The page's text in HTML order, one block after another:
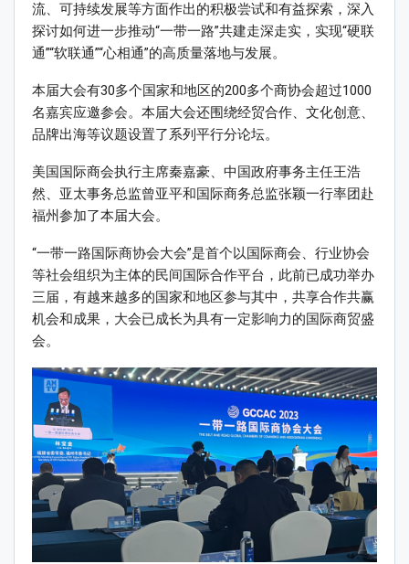
流、可持续发展等方面作出的积极尝试和有益探索，深入
探讨如何进一步推动“一带一路”共建走深走实，实现“硬联
通”“软联通”“心相通”的高质量落地与发展。
本届大会有30多个国家和地区的200多个商协会超过1000
名嘉宾应邀参会。本届大会还围绕经贸合作、文化创意、
品牌出海等议题设置了系列平行分论坛。
美国国际商会执行主席秦嘉豪、中国政府事务主任王浩
然、亚太事务总监曾亚平和国际商务总监张颖一行率团赴
福州参加了本届大会。
“一带一路国际商协会大会”是首个以国际商会、行业协会
等社会组织为主体的民间国际合作平台，此前已成功举办
三届，有越来越多的国家和地区参与其中，共享合作共赢
机会和成果，大会已成长为具有一定影响力的国际商贸盛
会。